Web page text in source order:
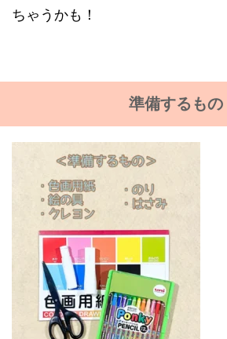
ちゃうかも！
準備するもの